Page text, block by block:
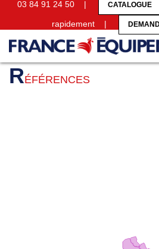
03 84 91 24 50 | CATALOGUE
rapidement |
Accueil Références
RÉFÉRENCES